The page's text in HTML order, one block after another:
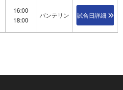
16:00
18:00
バンテリン 試合日詳細